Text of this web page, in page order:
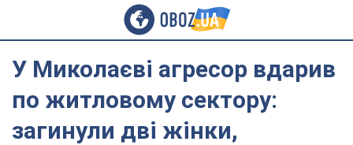
У Миколаєві агресор вдарив
по житловому сектору:
загинули дві жінки,